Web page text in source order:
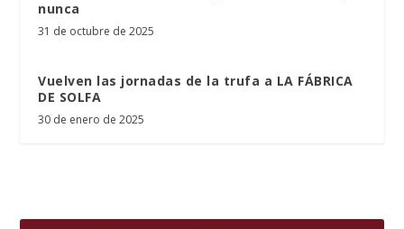
nunca
31 de octubre de 2025
Vuelven las jornadas de la trufa a LA FÁBRICA
DE SOLFA
30 de enero de 2025